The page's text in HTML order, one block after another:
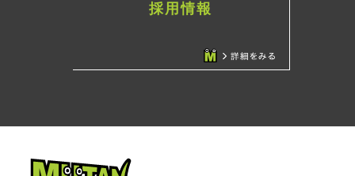
採用情報